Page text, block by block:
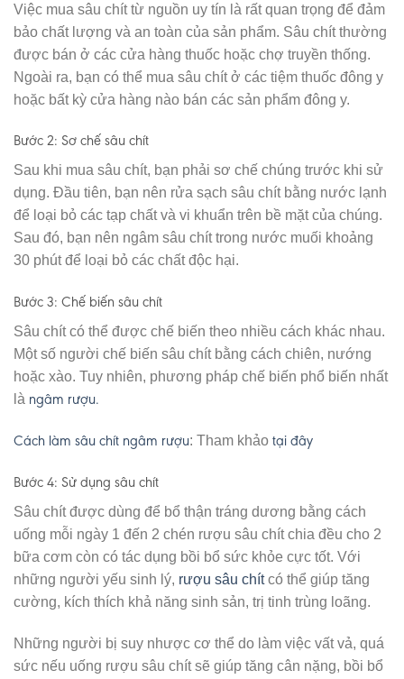
Việc mua sâu chít từ nguồn uy tín là rất quan trọng để đảm
bảo chất lượng và an toàn của sản phẩm. Sâu chít thường
được bán ở các cửa hàng thuốc hoặc chợ truyền thống.
Ngoài ra, bạn có thể mua sâu chít ở các tiệm thuốc đông y
hoặc bất kỳ cửa hàng nào bán các sản phẩm đông y.
Bước 2: Sơ chế sâu chít
Sau khi mua sâu chít, bạn phải sơ chế chúng trước khi sử
dụng. Đầu tiên, bạn nên rửa sạch sâu chít bằng nước lạnh
để loại bỏ các tạp chất và vi khuẩn trên bề mặt của chúng.
Sau đó, bạn nên ngâm sâu chít trong nước muối khoảng
30 phút để loại bỏ các chất độc hại.
Bước 3: Chế biến sâu chít
Sâu chít có thể được chế biến theo nhiều cách khác nhau.
Một số người chế biến sâu chít bằng cách chiên, nướng
hoặc xào. Tuy nhiên, phương pháp chế biến phổ biến nhất
là ngâm rượu.
Cách làm sâu chít ngâm rượu: Tham khảo tại đây
Bước 4: Sử dụng sâu chít
Sâu chít được dùng để bổ thận tráng dương bằng cách
uống mỗi ngày 1 đến 2 chén rượu sâu chít chia đều cho 2
bữa cơm còn có tác dụng bồi bổ sức khỏe cực tốt. Với
những người yếu sinh lý, rượu sâu chítcó thể giúp tăng
cường, kích thích khả năng sinh sản, trị tinh trùng loãng.
Những người bị suy nhược cơ thể do làm việc vất vả, quá
sức nếu uống rượu sâu chít sẽ giúp tăng cân nặng, bồi bổ